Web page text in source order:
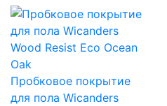
Пробковое покрытие
для пола Wicanders